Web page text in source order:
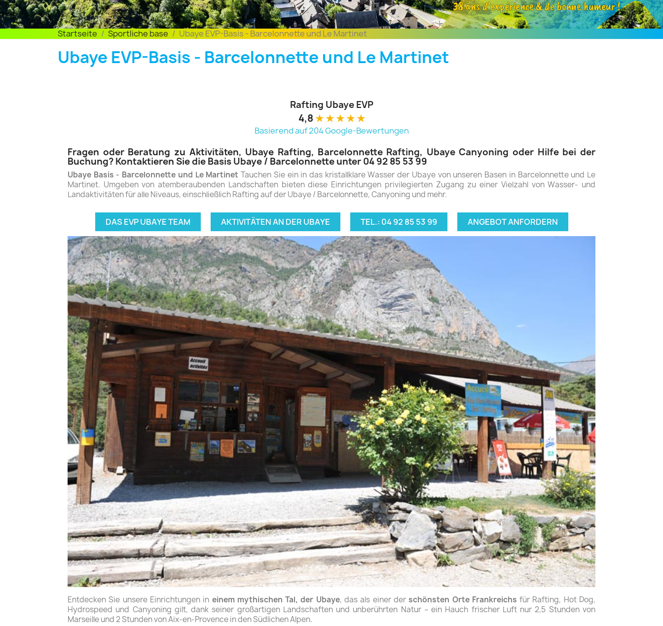
38 ans d’expérience & de bonne humeur !
Startseite Sportliche base Ubaye EVP-Basis - Barcelonnette und Le Martinet
Ubaye EVP-Basis - Barcelonnette und Le Martinet
Rafting Ubaye EVP
4,8★★★★★
Basierend auf 204 Google-Bewertungen
Fragen oder Beratung zu Aktivitäten, Ubaye Rafting, Barcelonnette Rafting, Ubaye Canyoning oder Hilfe bei der
Buchung? Kontaktieren Sie die Basis Ubaye / Barcelonnette unter 04 92 85 53 99
Ubaye Basis - Barcelonnette und Le Martinet Tauchen Sie ein in das kristallklare Wasser der Ubaye von unseren Basen in Barcelonnette und Le
Martinet. Umgeben von atemberaubenden Landschaften bieten diese Einrichtungen privilegierten Zugang zu einer Vielzahl von Wasser- und
Landaktivitäten für alle Niveaus, einschließlich Rafting auf der Ubaye / Barcelonnette, Canyoning und mehr.
DAS EVP UBAYE TEAM AKTIVITÄTEN AN DER UBAYE TEL.: 04 92 85 53 99 ANGEBOT ANFORDERN
Entdecken Sie unsere Einrichtungen in einem mythischen Tal, der Ubaye, das als einer derschönsten Orte Frankreichs für Rafting, Hot Dog,
Hydrospeed und Canyoning gilt, dank seiner großartigen Landschaften und unberührten Natur – ein Hauch frischer Luft nur 2,5 Stunden von
Marseille und 2 Stunden von Aix-en-Provence in den Südlichen Alpen.